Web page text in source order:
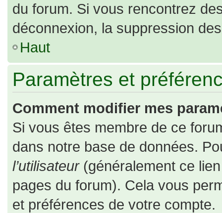
du forum. Si vous rencontrez
déconnexion, la suppression
Haut
Paramètres et
Comment modifier mes
Si vous êtes membre de ce
dans notre base de données.
l’utilisateur(généralement ce
pages du forum). Cela vous
et préférences de votre compte.